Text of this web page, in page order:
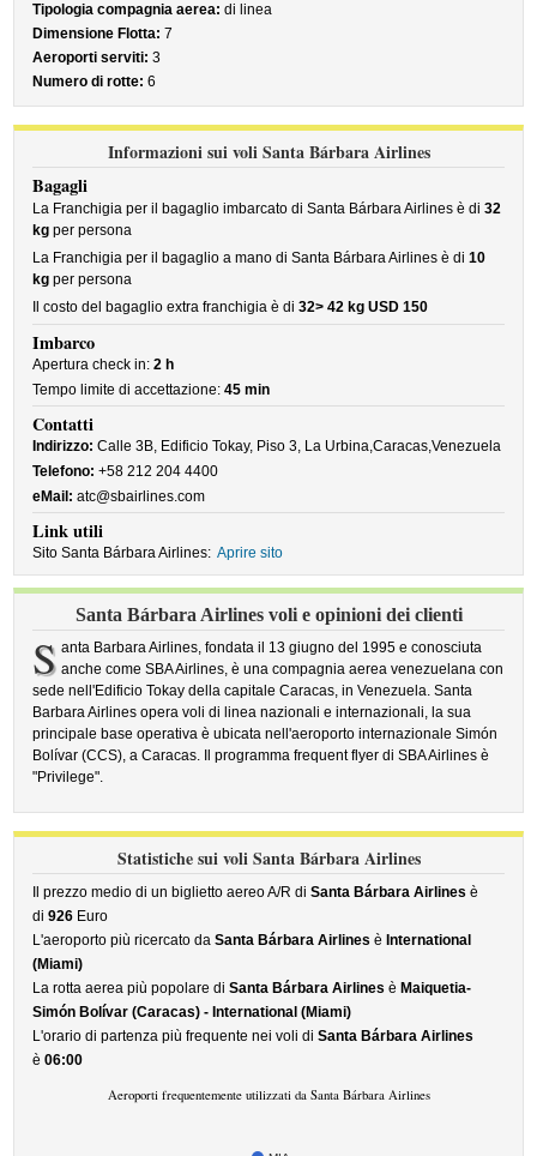
Tipologia compagnia aerea: di linea
Dimensione Flotta: 7
Aeroporti serviti: 3
Numero di rotte: 6
Informazioni sui voli Santa Bárbara Airlines
Bagagli
La Franchigia per il bagaglio imbarcato di Santa Bárbara Airlines è di32
kg per persona
La Franchigia per il bagaglio a mano di Santa Bárbara Airlines è di10
kg per persona
Il costo del bagaglio extra franchigia è di32> 42 kg USD 150
Imbarco
Apertura check in:2 h
Tempo limite di accettazione:45 min
Contatti
Indirizzo: Calle 3B, Edificio Tokay, Piso 3, La Urbina,Caracas,Venezuela
Telefono: +58 212 204 4400
eMail: atc@sbairlines.com
Link utili
Sito Santa Bárbara Airlines: Aprire sito
Santa Bárbara Airlines voli e opinioni dei clienti
S anta Barbara Airlines, fondata il 13 giugno del 1995 e conosciuta
anche come SBA Airlines, è una compagnia aerea venezuelana con
sede nell'Edificio Tokay della capitale Caracas, in Venezuela. Santa
Barbara Airlines opera voli di linea nazionali e internazionali, la sua
principale base operativa è ubicata nell'aeroporto internazionale Simón
Bolívar (CCS), a Caracas. Il programma frequent flyer di SBA Airlines è
"Privilege".
Statistiche sui voli Santa Bárbara Airlines
Il prezzo medio di un biglietto aereo A/R diSanta Bárbara Airlines è
di926 Euro
L'aeroporto più ricercato daSanta Bárbara Airlines è International
(Miami)
La rotta aerea più popolare diSanta Bárbara Airlines è Maiquetia-
Simón Bolívar (Caracas) - International (Miami)
L'orario di partenza più frequente nei voli diSanta Bárbara Airlines
è06:00
Aeroporti frequentemente utilizzati da Santa Bárbara Airlines